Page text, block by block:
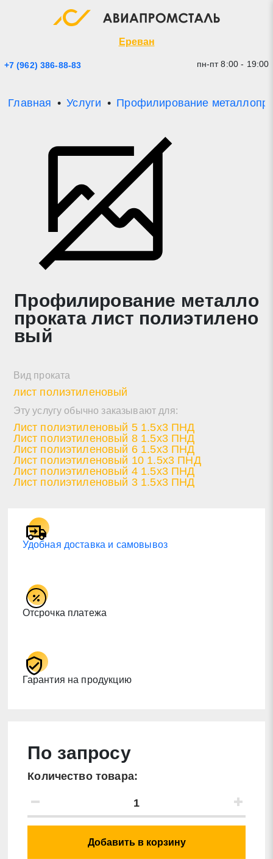
Ереван
+7 (962) 386-88-83 пн-пт 8:00 - 19:00
Главная Услуги Профилирование
Профилирование металло
проката лист полиэтилено
вый
Вид проката
лист полиэтиленовый
Эту услугу обычно заказывают для:
Лист полиэтиленовый 5 1.5х3 ПНД
Лист полиэтиленовый 8 1.5х3 ПНД
Лист полиэтиленовый 6 1.5х3 ПНД
Лист полиэтиленовый 10 1.5х3 ПНД
Лист полиэтиленовый 4 1.5х3 ПНД
Лист полиэтиленовый 3 1.5х3 ПНД
Удобная доставка и самовывоз
Отсрочка платежа
Гарантия на продукцию
По запросу
Количество товара:
Добавить в корзину
Экспресс заявка
* - обязательные поля для заполнения
Прикрепить файл (до 20 mb)
Отправить заявку
Нажимая на кнопку «Отправить заявку» Вы даете
согласие на обработку своих персональных данных в
соответствии со статьей 9 Федерального закона от 27
июля 2006 г. N 152-ФЗ «О персональных данных», а